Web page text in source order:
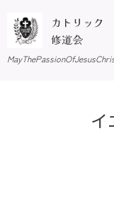
カトリッ
修道会
イ